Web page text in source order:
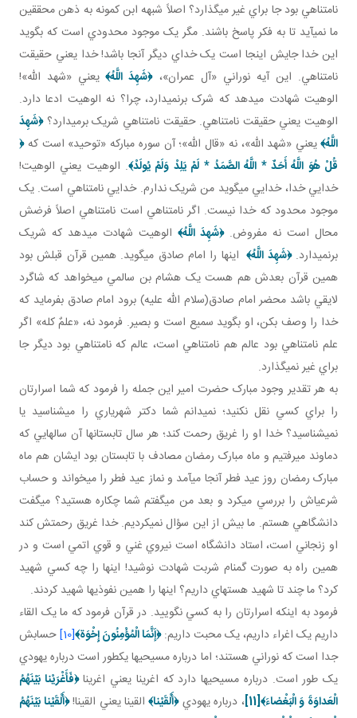
نامتناهي بود جا براي غير مي گذارد؟ اصلاً شبهه ابن کمونه به ذهن محققين
ما نمي آيد تا به فکر پاسخ باشند. مگر يک موجود محدودي است که بگويد
اين خدا جايش اينجا است يک خداي ديگر آنجا باشد! خدا يعني حقيقت
نامتناهي. اين آيه نوراني «آل عمران»،﴿شَهِدَ اللَّهُ﴾ يعني «شهد الله»!
الوهيت شهادت مي دهد که شرک برنمي دارد، چرا؟ نه الوهيت ادعا دارد.
الوهيت يعني حقيقت نامتناهي. حقيقت نامتناهي شريک برمي دارد؟﴿شَهِدَ
اللَّهُ﴾يعني «شهد الله»، نه «قال الله»؛ آن سوره مبارکه «توحيد» است که﴿
قُلْ هُوَ اللَّهُ أَحَدٌ * اللَّهُ الصَّمَدُ * لَمْ يَلِدْ وَلَمْ يُولَدْ﴾. الوهيت يعني الوهيت!
خدايي خدا، خدايي مي گويد من شريک ندارم. خدايي نامتناهي است. يک
موجود محدود که خدا نيست. اگر نامتناهي است نامتناهي اصلاً فرضش
محال است نه مفروض.﴿شَهِدَ اللَّهُ﴾ الوهيت شهادت مي دهد که شريک
برنمي دارد.﴿شَهِدَ اللَّهُ﴾ اينها را امام صادق مي گويد. همين قرآن قبلش بود
همين قرآن بعدش هم هست يک هشام بن سالمي مي خواهد که شاگرد
لايقي باشد محضر امام صادق(سلام الله عليه) برود امام صادق بفرمايد که
خدا را وصف بکن، او بگويد سميع است و بصير. فرمود نه، «علمٌ کله» اگر
علم نامتناهي بود عالم هم نامتناهي است، عالم که نامتناهي بود ديگر جا
براي غير نمي گذارد.
به هر تقدير وجود مبارک حضرت امير اين جمله را فرمود که شما اسرارتان
را براي کسي نقل نکنيد؛ نمي دانم شما دکتر شهرياري را مي شناسيد يا
نمي شناسيد؟ خدا او را غريق رحمت کند؛ هر سال تابستان ها آن سال­هايي که
دماوند مي رفتيم و ماه مبارک رمضان مصادف با تابستان بود ايشان هم ماه
مبارک رمضان روز عيد فطر آنجا مي آمد و نماز عيد فطر را مي خواند و حساب
شرعي اش را بررسي مي کرد و بعد من مي گفتم شما چکاره هستيد؟ مي گفت
دانشگاهي هستم. ما بيش از اين سؤال نمي کرديم. خدا غريق رحمتش کند
او زنجاني است، استاد دانشگاه است نيروي غني و قوي اتمي است و در
همين راه به صورت گمنام شربت شهادت نوشيد! اينها را چه کسي شهيد
کرد؟ ما چند تا شهيد هسته اي داريم؟ اينها را همين نفوذي ها شهيد کردند.
فرمود به اينکه اسرارتان را به کسي نگوييد. در قرآن فرمود که ما يک القاء
داريم يک اغراء داريم، يک محبت داريم:﴿إَنَّمَا الْمُؤْمِنُونَ إِخْوَة﴾[10]
حسابش
جدا است که نوراني هستند؛ اما درباره مسيحي ها يک طور است درباره يهودي
يک طور است. درباره مسيحي ها دارد که اغرينا يعني اغرينا﴿فَأَغْرَيْنا بَيْنَهُمُ
الْعَداوَةَ وَ الْبَغْضاءَ﴾[11] ، درباره يهودي﴿أَلْقَيْنا﴾ القينا يعني القينا!﴿أَلْقَيْنا بَيْنَهُمُ